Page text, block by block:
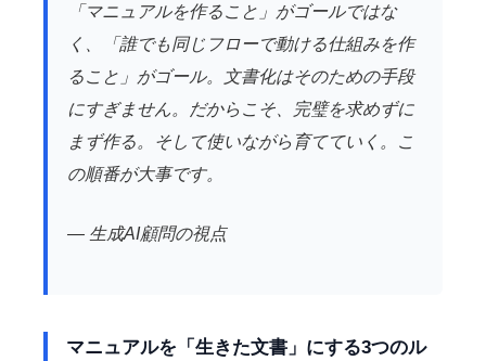
「マニュアルを作ること」がゴールではな
く、「誰でも同じフローで動ける仕組みを作
ること」がゴール。文書化はそのための手段
にすぎません。だからこそ、完璧を求めずに
まず作る。そして使いながら育てていく。こ
の順番が大事です。
— 生成AI顧問の視点
マニュアルを「生きた文書」にする3つのル